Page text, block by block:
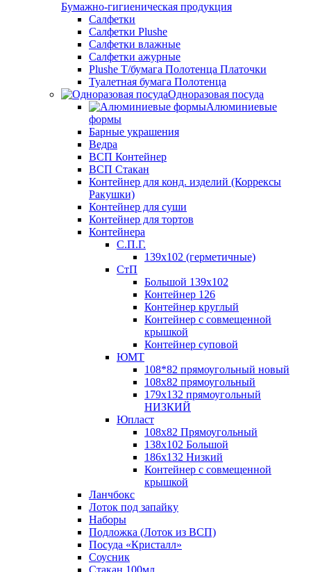
Бумажно-гигиеническая продукция
Салфетки
Салфетки Plushe
Салфетки влажные
Салфетки ажурные
Plushe Т/бумага Полотенца Платочки
Туалетная бумага Полотенца
Одноразовая посуда
Алюминиевые
формы
Барные украшения
Ведра
ВСП Контейнер
ВСП Стакан
Контейнер для конд. изделий (Коррексы
Ракушки)
Контейнер для суши
Контейнер для тортов
Контейнера
С.П.Г.
139х102 (герметичные)
СтП
Большой 139х102
Контейнер 126
Контейнер круглый
Контейнер с совмещенной
крышкой
Контейнер суповой
ЮМТ
108*82 прямоугольный новый
108х82 прямоугольный
179х132 прямоугольный
НИЗКИЙ
Юпласт
108х82 Прямоугольный
138х102 Большой
186х132 Низкий
Контейнер с совмещенной
крышкой
Ланчбокс
Лоток под запайку
Наборы
Подложка (Лоток из ВСП)
Посуда «Кристалл»
Соусник